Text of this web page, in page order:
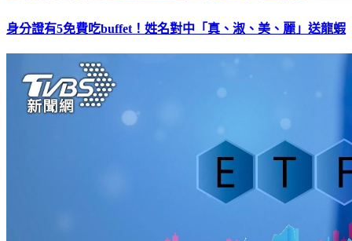
身分證有5免費吃buffet！姓名對中「真、淑、美、麗」送龍蝦